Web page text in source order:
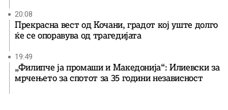
20:08
Прекрасна вест од Кочани, градот кој уште долго
ќе се опоравува од трагедијата
19:49
„Филипче ја промаши и Македонија“: Илиевски за
мрчењето за спотот за 35 години независност